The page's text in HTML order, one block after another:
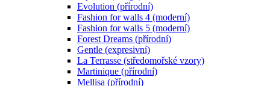
Evolution (přírodní)
Fashion for walls 4 (moderní)
Fashion for walls 5 (moderní)
Forest Dreams (přírodní)
Gentle (expresivní)
La Terrasse (středomořské vzory)
Martinique (přírodní)
Mellisa (přírodní)